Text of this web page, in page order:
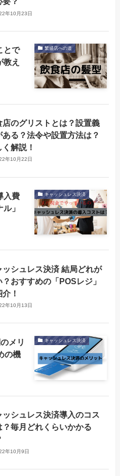
年10月23日
繁盛店への道
とで
教え
店のグリストとは？設置義
ある？法令や設置方法は？
解説！
年10月22日
キャッシュレス決済
入費
」
ッシュレス決済 結局どれが
？おすすめの「POSレジ」
！
年10月13日
キャッシュレス決済
メリ
の機
ッシュレス決済導入のコス
？毎月どれくらいかかる
年10月9日